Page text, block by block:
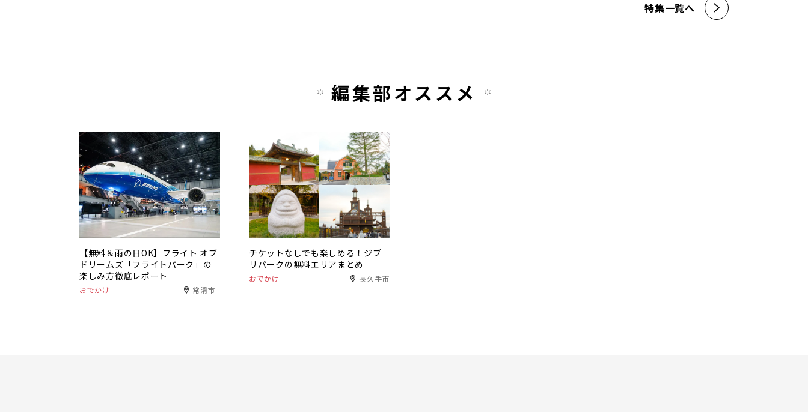
特集一覧へ
編集部オススメ
【無料＆雨の日OK】フライト オブ
ドリームズ「フライトパーク」の
楽しみ方徹底レポート
おでかけ 常滑市
チケットなしでも楽しめる！ジブ
リパークの無料エリアまとめ
おでかけ 長久手市